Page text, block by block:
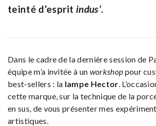
teinté d’esprit indus’.
Dans le cadre de la dernière session de
équipe m’a invitée à un workshop pour
best-sellers : la lampe Hector .
cette marque, sur la technique de la
en sus, de vous présenter mes
artistiques.